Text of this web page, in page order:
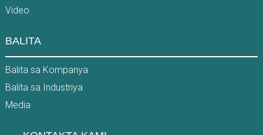
Video
BALITA
Balita sa Kompanya
Balita sa Industriya
Media